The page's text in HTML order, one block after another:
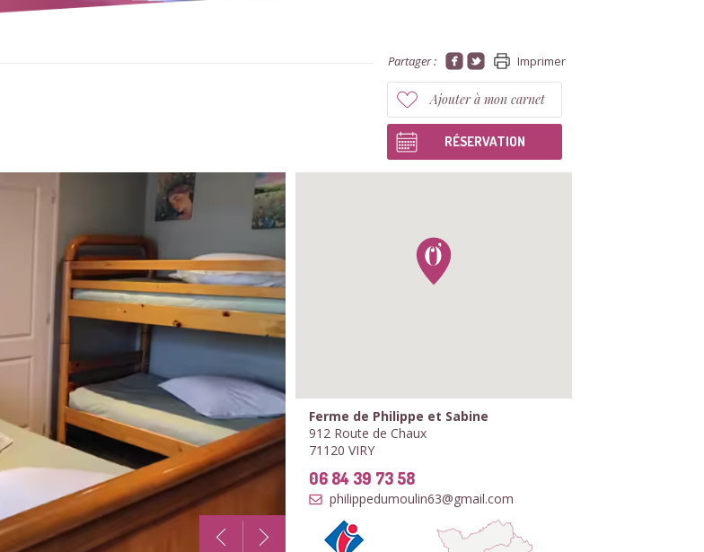
Partager : Imprimer
Ajouter à mon carnet
RÉSERVATION
Ferme de Philippe et Sabine
912 Route de Chaux
71120 VIRY
06 84 39 73 58
philippedumoulin63@gmail.com